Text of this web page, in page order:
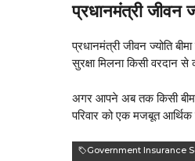
प्रधानमंत्री जीवन
प्रधानमंत्री जीवन ज्योति
सुरक्षा मिलना किसी वरदान
अगर आपने अब तक किसी बीमा
परिवार को एक मजबूत आर्थिक
Government Insurance